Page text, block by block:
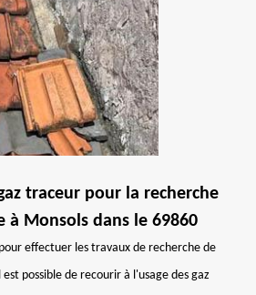
traceur pour la recherche
Monsols dans le 69860
effectuer les travaux de recherche de
possible de recourir à l'usage des gaz